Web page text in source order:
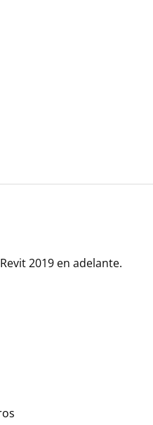
2019 en adelante.